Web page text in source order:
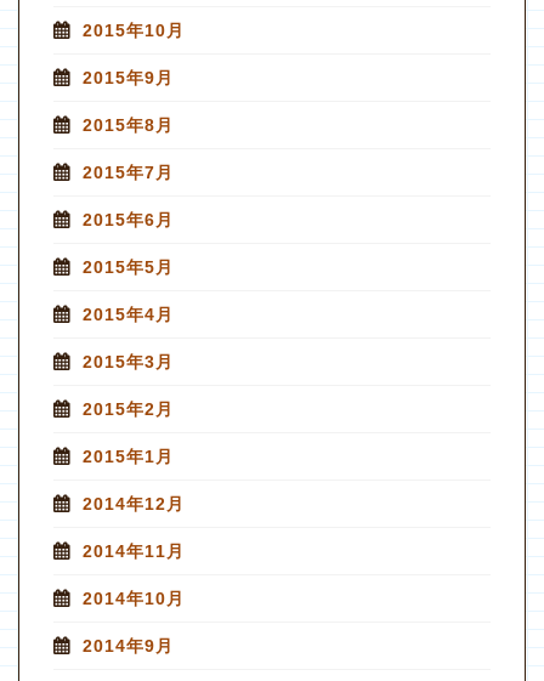
2015年10月
2015年9月
2015年8月
2015年7月
2015年6月
2015年5月
2015年4月
2015年3月
2015年2月
2015年1月
2014年12月
2014年11月
2014年10月
2014年9月